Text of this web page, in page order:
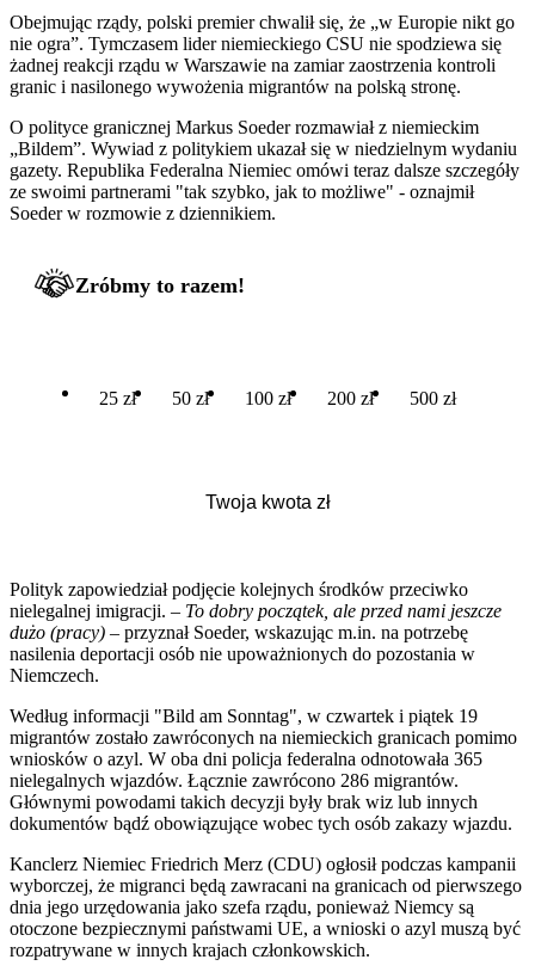
Obejmując rządy, polski premier chwalił się, że „w Europie nikt go
nie ogra”. Tymczasem lider niemieckiego CSU nie spodziewa się
żadnej reakcji rządu w Warszawie na zamiar zaostrzenia kontroli
granic i nasilonego wywożenia migrantów na polską stronę.
O polityce granicznej Markus Soeder rozmawiał z niemieckim
„Bildem”. Wywiad z politykiem ukazał się w niedzielnym wydaniu
gazety. Republika Federalna Niemiec omówi teraz dalsze szczegóły
ze swoimi partnerami "tak szybko, jak to możliwe" - oznajmił
Soeder w rozmowie z dziennikiem.
Zróbmy to razem!
25 zł 50 zł 100 zł 200 zł 500 zł
Polityk zapowiedział podjęcie kolejnych środków przeciwko
nielegalnej imigracji. – To dobry początek, ale przed nami jeszcze
dużo (pracy) – przyznał Soeder, wskazując m.in. na potrzebę
nasilenia deportacji osób nie upoważnionych do pozostania w
Niemczech.
Według informacji "Bild am Sonntag", w czwartek i piątek 19
migrantów zostało zawróconych na niemieckich granicach pomimo
wniosków o azyl. W oba dni policja federalna odnotowała 365
nielegalnych wjazdów. Łącznie zawrócono 286 migrantów.
Głównymi powodami takich decyzji były brak wiz lub innych
dokumentów bądź obowiązujące wobec tych osób zakazy wjazdu.
Kanclerz Niemiec Friedrich Merz (CDU) ogłosił podczas kampanii
wyborczej, że migranci będą zawracani na granicach od pierwszego
dnia jego urzędowania jako szefa rządu, ponieważ Niemcy są
otoczone bezpiecznymi państwami UE, a wnioski o azyl muszą być
rozpatrywane w innych krajach członkowskich.